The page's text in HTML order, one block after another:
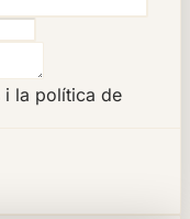
i la política de